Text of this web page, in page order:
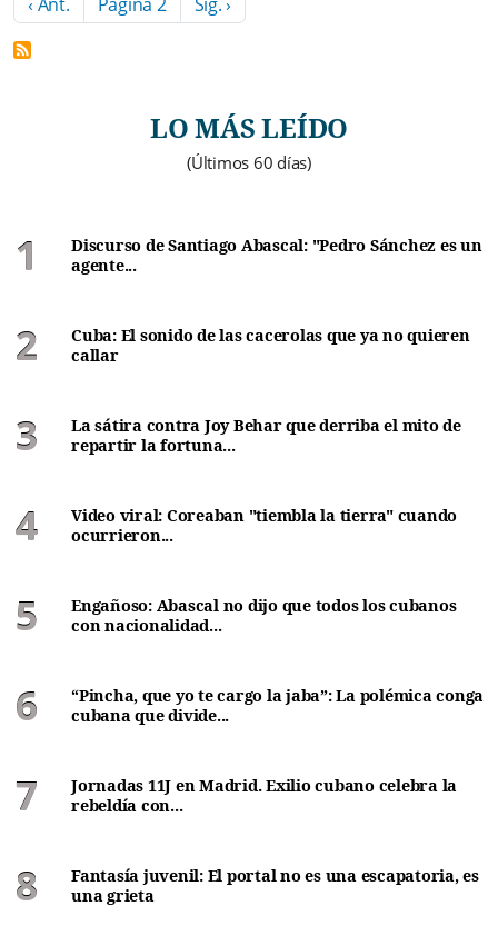
LO MÁS LEÍDO
(Últimos 60 días)
Discurso de Santiago Abascal: "Pedro Sánchez es un
agente...
Cuba: El sonido de las cacerolas que ya no quieren
callar
La sátira contra Joy Behar que derriba el mito de
repartir la fortuna...
Video viral: Coreaban "tiembla la tierra" cuando
ocurrieron...
Engañoso: Abascal no dijo que todos los cubanos
con nacionalidad...
“Pincha, que yo te cargo la jaba”: La polémica conga
cubana que divide...
Jornadas 11J en Madrid. Exilio cubano celebra la
rebeldía con...
Fantasía juvenil: El portal no es una escapatoria, es
una grieta